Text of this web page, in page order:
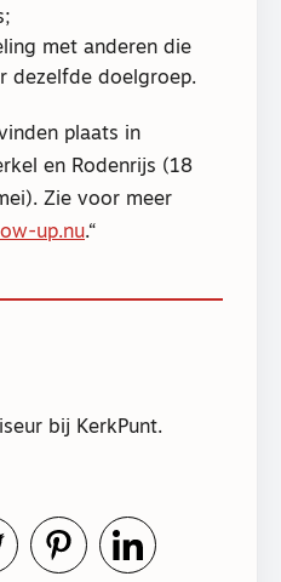
met anderen die
dezelfde doelgroep.
plaats in
en Rodenrijs (18
Zie voor meer
up.nu.
bij KerkPunt.